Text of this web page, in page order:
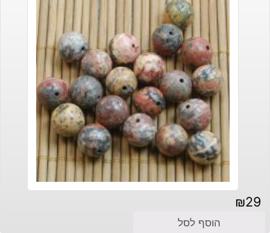
₪29
הוסף לסל